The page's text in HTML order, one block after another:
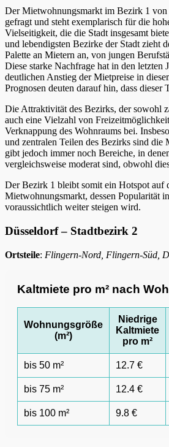
Der Mietwohnungsmarkt im Bezirk 1 von
gefragt und steht exemplarisch für die
Vielseitigkeit, die die Stadt insgesamt
und lebendigsten Bezirke der Stadt zieht
Palette an Mietern an, von jungen
Diese starke Nachfrage hat in den letzten
deutlichen Anstieg der Mietpreise in
Prognosen deuten darauf hin, dass dieser
Die Attraktivität des Bezirks, der sowohl
auch eine Vielzahl von
Verknappung des Wohnraums bei.
und zentralen Teilen des Bezirks sind die
gibt jedoch immer noch Bereiche, in
vergleichsweise moderat sind, obwohl
Der Bezirk 1 bleibt somit ein Hotspot auf
Mietwohnungsmarkt, dessen Popularität
voraussichtlich weiter steigen wird.
Düsseldorf – Stadtbezirk 2
Ortsteile: Flingern-Nord, Flingern-Süd,
Kaltmiete pro m² nach
Wohnungsgröße
(m²)
Niedrige
Kaltmiete
pro m²
bis 50 m² 12.7 €
bis 75 m² 12.4 €
bis 100 m² 9.8 €